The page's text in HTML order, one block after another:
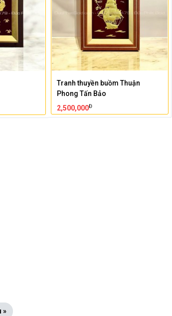
Tranh thuyền buồm Thuận
Phong Tấn Bảo
2,500,000Đ
»